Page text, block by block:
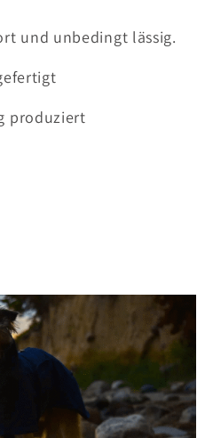
und unbedingt lässig.
produziert